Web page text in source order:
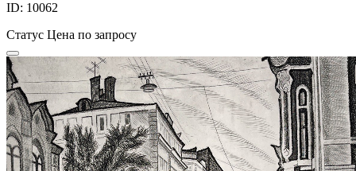
ID: 10062
Статус Цена по запросу